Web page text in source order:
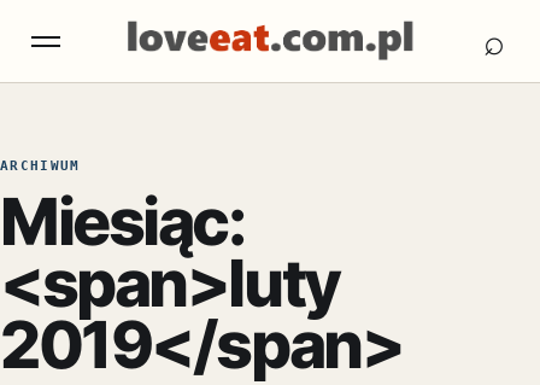
Otwórz menu ⌕
ARCHIWUM
Miesiąc:
<span>luty
2019</span>